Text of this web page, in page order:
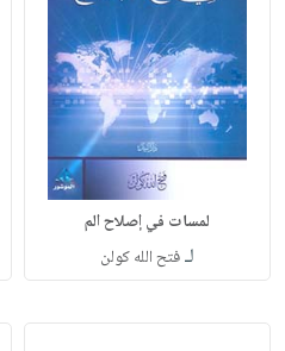
لمسات في إصلاح الم
لـفتح الله كولن